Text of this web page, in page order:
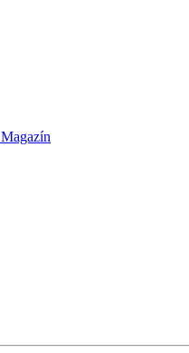
Magazín